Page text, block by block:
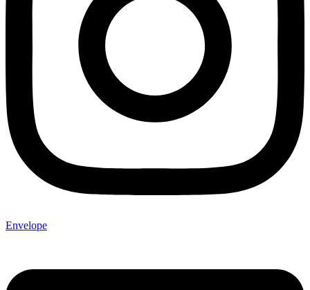
Envelope